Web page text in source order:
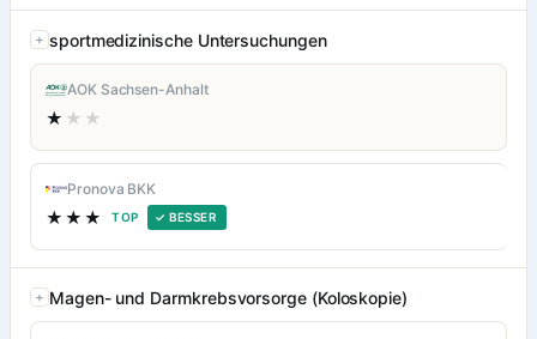
sportmedizinische Untersuchungen
AOK Sachsen-Anhalt
★ ★★
Pronova BKK
★★★ TOP ✓ BESSER
Magen- und Darmkrebsvorsorge (Koloskopie)